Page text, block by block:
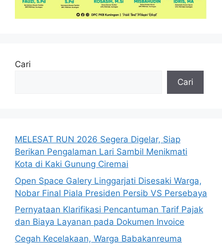
Cari
Cari
MELESAT RUN 2026 Segera Digelar, Siap
Berikan Pengalaman Lari Sambil Menikmati
Kota di Kaki Gunung Ciremai
Open Space Galery Linggarjati Disesaki Warga,
Nobar Final Piala Presiden Persib VS Persebaya
Pernyataan Klarifikasi Pencantuman Tarif Pajak
dan Biaya Layanan pada Dokumen Invoice
Cegah Kecelakaan, Warga Babakanreuma